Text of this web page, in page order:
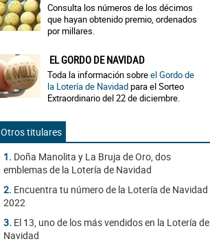
Consulta los números de los décimos
que hayan obtenido premio, ordenados
por millares.
EL GORDO DE NAVIDAD
Toda la información sobreel Gordo de
la Lotería de Navidadpara el Sorteo
Extraordinario del 22 de diciembre.
Otros titulares
1. Doña Manolita y La Bruja de Oro, dos
emblemas de la Lotería de Navidad
2. Encuentra tu número de la Lotería de Navidad
2022
3. El 13, uno de los más vendidos en la Lotería de
Navidad